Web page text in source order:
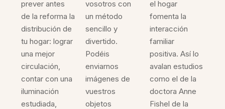
prever antes
de la reforma la
distribución de
tu hogar: lograr
una mejor
circulación,
contar con una
iluminación
estudiada,
vosotros con
un método
sencillo y
divertido.
Podéis
enviarnos
imágenes de
vuestros
objetos
el hogar
fomenta la
interacción
familiar
positiva. Así lo
avalan estudios
como el de la
doctora Anne
Fishel de la